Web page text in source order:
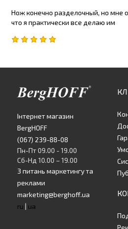
Нож конечно разделочный, но мне
что я практически все делаю им
Інтернет магазин
BergHOFF
(067) 239-88-08
Пн-Пт 09.00 - 19.00
Сб-Нд 10.00 – 19.00
З питань маркетингу та
реклами
marketing@berghoff.ua
ru | ua